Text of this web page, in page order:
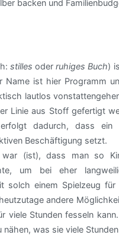
backen und
stilles oderruhiges Buch)
Name ist hier Programm
lautlos
Linie aus Stoff gefertigt
erfolgt dadurch, dass
Beschäftigung setzt.
(ist), dass man so
um bei eher
solch einem Spielzeug
andere
Stunden fesseln
was sie viele